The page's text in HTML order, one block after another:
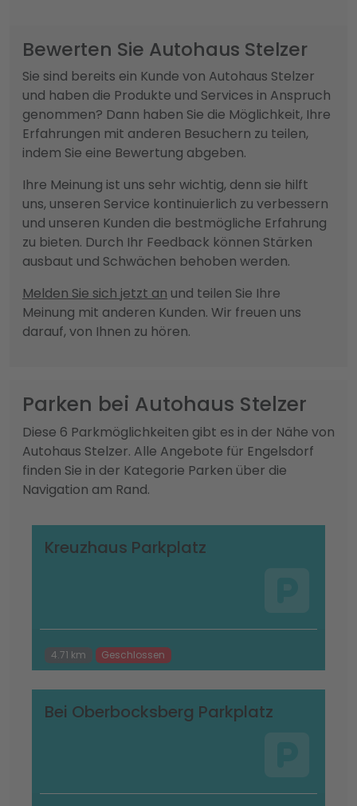
Bewerten Sie Autohaus Stelzer
Sie sind bereits ein Kunde von Autohaus Stelzer
und haben die Produkte und Services in Anspruch
genommen? Dann haben Sie die Möglichkeit, Ihre
Erfahrungen mit anderen Besuchern zu teilen,
indem Sie eine Bewertung abgeben.
Ihre Meinung ist uns sehr wichtig, denn sie hilft
uns, unseren Service kontinuierlich zu verbessern
und unseren Kunden die bestmögliche Erfahrung
zu bieten. Durch Ihr Feedback können Stärken
ausbaut und Schwächen behoben werden.
Melden Sie sich jetzt an und teilen Sie Ihre
Meinung mit anderen Kunden. Wir freuen uns
darauf, von Ihnen zu hören.
Parken bei Autohaus Stelzer
Diese 6 Parkmöglichkeiten gibt es in der Nähe von
Autohaus Stelzer. Alle Angebote für Engelsdorf
finden Sie in der Kategorie Parken über die
Navigation am Rand.
Kreuzhaus Parkplatz
4.71 km Geschlossen
Bei Oberbocksberg Parkplatz